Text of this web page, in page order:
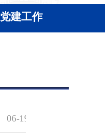
党建工作
06-19-2023